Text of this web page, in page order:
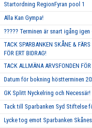
Startordning RegionFyran pool 1
Alla Kan Gympa!
????? Terminen är snart igång
TACK SPARBANKEN SKÅNE &
FÖR ERT BIDRAG!
TACK ALLMÄNA ARVSFONDEN
Datum för bokning höstterminen
GK Splitt Nyckelring och Necessär!
Tack till Sparbanken Syd Stiftelse
Lycke tog emot Sparbanken